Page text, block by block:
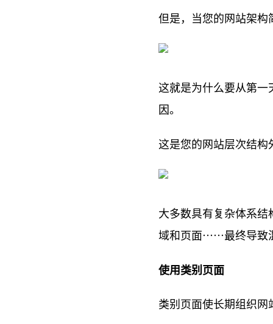
但是，当您的网站架构
这就是为什么要从第一
因。
这是您的网站层次结构
大多数具有复杂体系结
域和页面……最终导致
使用类别页面
类别页面使长期组织网